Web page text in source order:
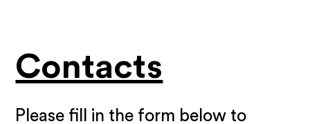
Contacts
Please fill in the form below to